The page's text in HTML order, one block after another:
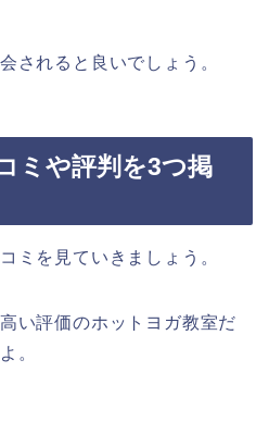
されると良いでしょう。
ミや評判を3つ掲
ミを見ていきましょう。
い評価のホットヨガ教室だ
。